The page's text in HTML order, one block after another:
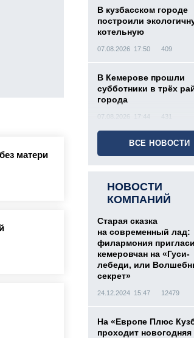
матери
В кузбасском городе
построили
котельную
07.08.2026 17:50 409
В Кемерове прошли
субботники в трёх
города
07.08.2026 17:44 431
ВСЕ НОВОСТИ
НОВОСТИ
КОМПАНИЙ
Старая сказка
на современный лад:
филармония
кемеровчан на «Гуси-
лебеди, или
секрет»
24.12.2024 15:47 12479
На «Европе Плюс
проходит новогодняя